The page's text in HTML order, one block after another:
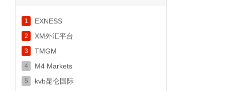
1 EXNESS
2 XM外汇平台
3 TMGM
4 M4 Markets
5 kvb昆仑国际